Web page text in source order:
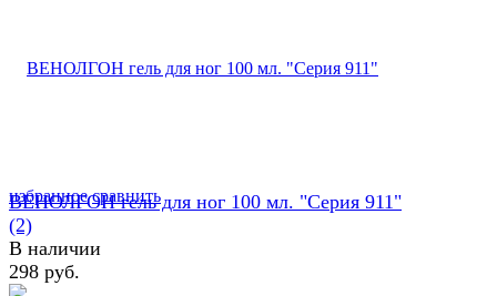
избранное сравнить
ВЕНОЛГОН гель для ног 100 мл. "Серия 911"
(2)
В наличии
298 руб.